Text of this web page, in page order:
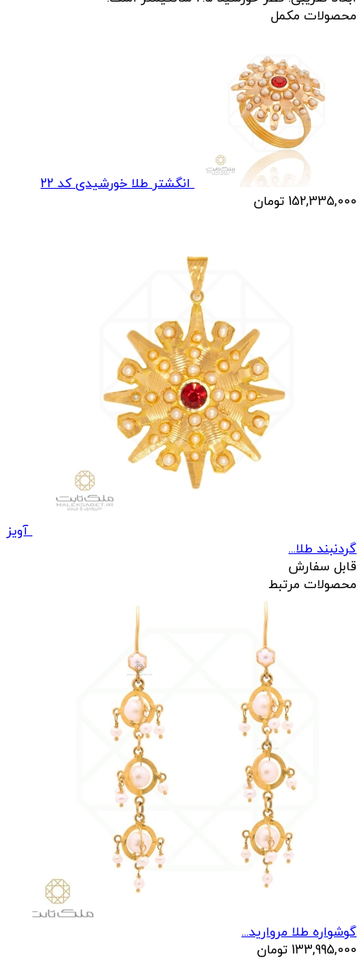
محصولات مکمل
انگشتر طلا خورشیدی کد 22
152,335,000 تومان
آویز
گردنبند طلا...
قابل سفارش
محصولات مرتبط
گوشواره طلا مروارید...
133,995,000 تومان